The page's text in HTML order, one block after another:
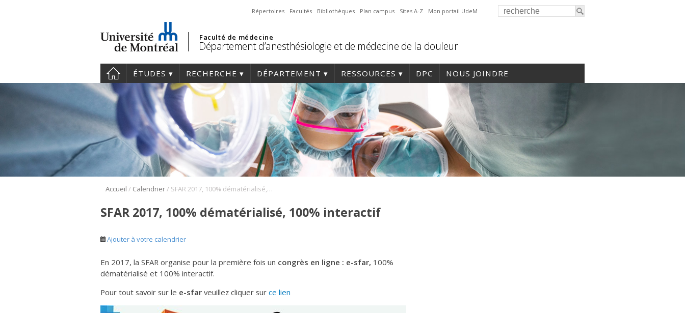
Répertoires Facultés Bibliothèques Plan campus Sites A-Z Mon portail UdeM
Faculté de médecine
Département d’anesthésiologie et de médecine de la douleur
ÉTUDES RECHERCHE DÉPARTEMENT RESSOURCES DPC NOUS JOINDRE
Accueil / Calendrier/ SFAR 2017, 100% dématérialisé, 100% interactif
SFAR 2017, 100% dématérialisé, 100% interactif
Ajouter à votre calendrier
En 2017, la SFAR organise pour la première fois un congrès en ligne : e-sfar, 100%
dématérialisé et 100% interactif.
Pour tout savoir sur le e-sfar veuillez cliquer sur ce lien